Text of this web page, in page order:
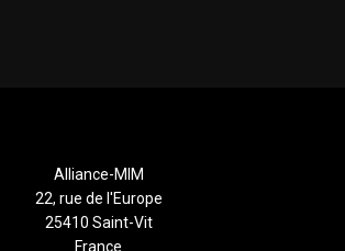
Alliance-MIM
22, rue de l'Europe
25410 Saint-Vit
France